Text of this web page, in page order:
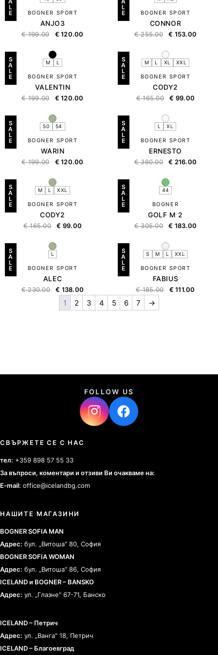
L
E
BOGNER SPORT
ANJO3
€199.00 € 120.00
L
E
BOGNER SPORT
CONNOR
€255.00 € 153.00
S
A
L
E
M L
BOGNER SPORT
VALENTIN
€199.00 € 120.00
S
A
L
E
M L XL XXL
BOGNER SPORT
CODY2
€165.00 € 99.00
S
A
L
E
50 54
BOGNER SPORT
WARIN
€199.00 € 120.00
S
A
L
E
L XL
BOGNER SPORT
ERNESTO
€360.00 € 216.00
S
A
L
E
M L XXL
BOGNER SPORT
CODY2
€165.00 € 99.00
S
A
L
E
44
BOGNER
GOLF M 2
€305.00 € 183.00
S
A
L
E
L
BOGNER SPORT
ALEC
€230.00 € 138.00
S
A
L
E
S M L XXL
BOGNER SPORT
FABIUS
€185.00 € 111.00
1 2 3 4 5 6 7 →
FOLLOW US
СВЪРЖЕТЕ СЕ С НАС
тел: +359 898 57 55 33
За въпроси, коментари и отзиви Ви очакваме на:
E-mail: office@icelandbg.com
НАШИТЕ МАГАЗИНИ
BOGNER SOFIA MAN
Адрес: бул. „Витоша" 80, София
BOGNER SOFIA WOMAN
Адрес: бул. „Витоша" 86, София
ICELAND и BOGNER – BANSKO
Адрес: ул. „Глазне" 67-71, Банско
ICELAND – Петрич
Адрес: ул. „Ванга" 18, Петрич
ICELAND – Благоевград